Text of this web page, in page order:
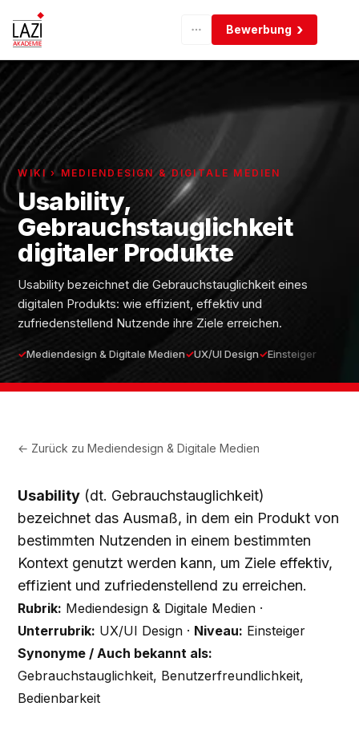
Bewerbung
WIKI › MEDIENDESIGN & DIGITALE MEDIEN
Usability,
Gebrauchstauglichkeit
digitaler Produkte
Usability bezeichnet die Gebrauchstauglichkeit eines
digitalen Produkts: wie effizient, effektiv und
zufriedenstellend Nutzende ihre Ziele erreichen.
Mediendesign & Digitale Medien UX/UI Design Einsteiger
← Zurück zuMediendesign & Digitale Medien
Usability (dt. Gebrauchstauglichkeit)
bezeichnet das Ausmaß, in dem ein Produkt von
bestimmten Nutzenden in einem bestimmten
Kontext genutzt werden kann, um Ziele effektiv,
effizient und zufriedenstellend zu erreichen.
Rubrik: Mediendesign & Digitale Medien ·
Unterrubrik: UX/UI Design · Niveau: Einsteiger
Synonyme / Auch bekannt als:
Gebrauchstauglichkeit, Benutzerfreundlichkeit,
Bedienbarkeit